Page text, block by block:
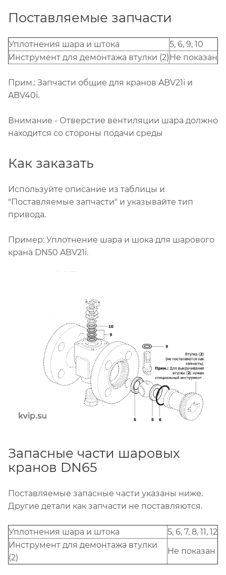
Поставляемые запчасти
Уплотнения шара и штока
5, 6, 9, 10
Инструмент для демонтажа втулки (2) Не показан
Прим.: Запчасти общие для кранов ABV21i и
ABV40i.
Внимание - Отверстие вентиляции шара должно
находится со стороны подачи среды
Как заказать
Используйте описание из таблицы и
"Поставляемые запчасти" и указывайте тип
привода.
Пример: Уплотнение шара и шока для шарового
крана DN50 ABV21i.
Запасные части шаровых
кранов DN65
Поставляемые запасные части указаны ниже.
Другие детали как запчасти не поставляются.
Уплотнения шара и штока
5, 6, 7, 8, 11, 12
Инструмент для демонтажа втулки
(2)
Не показан